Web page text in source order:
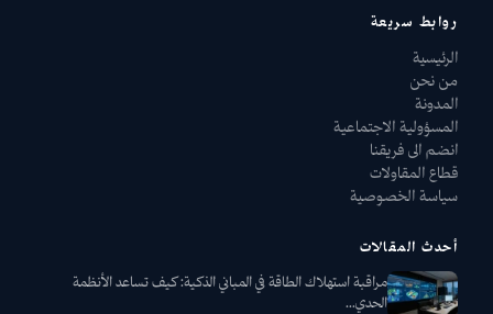
روابط سريعة
الرئيسية
من نحن
المدونة
المسؤولية الاجتماعية
انضم الى فريقنا
قطاع المقاولات
سياسة الخصوصية
أحدث المقالات
مراقبة استهلاك الطاقة في المباني الذكية: كيف تساعد الأنظمة
الحدي...